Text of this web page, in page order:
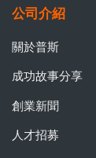
公司介紹
關於普斯
成功故事分享
創業新聞
人才招募